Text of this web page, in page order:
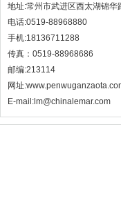
地址:常州市武进区西太湖锦华
电话:0519-88968880
手机:18136711288
传真：0519-88968686
邮编:213114
网址:
E-mail:lm@chinalemar.com